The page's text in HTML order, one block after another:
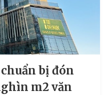
bị đón
m2 văn